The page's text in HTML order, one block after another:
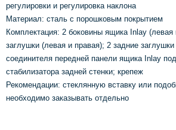
регулировки и регулировка наклона
Материал: сталь с порошковым покрытием
Комплектация: 2 боковины ящика Inlay (левая
заглушки (левая и правая); 2 задние
соединителя передней панели ящика Inlay
стабилизатора задней стенки; крепеж
Рекомендации: стеклянную вставку или
необходимо заказывать отдельно